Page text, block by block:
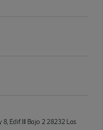
8, Edif.III Bajo 2 28232 Las